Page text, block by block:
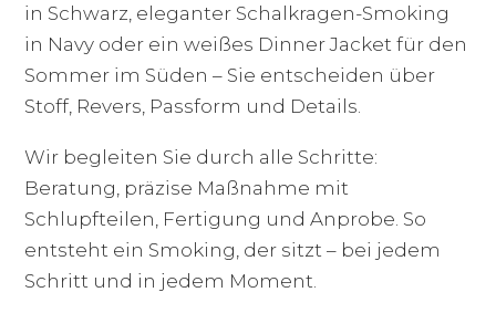
in Schwarz, eleganter Schalkragen-Smoking
in Navy oder ein weißes Dinner Jacket für den
Sommer im Süden – Sie entscheiden über
Stoff, Revers, Passform und Details.
Wir begleiten Sie durch alle Schritte:
Beratung, präzise Maßnahme mit
Schlupfteilen, Fertigung und Anprobe. So
entsteht ein Smoking, der sitzt – bei jedem
Schritt und in jedem Moment.